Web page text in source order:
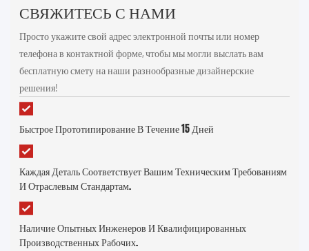
СВЯЖИТЕСЬ С НАМИ
Просто укажите свой адрес электронной почты или номер
телефона в контактной форме, чтобы мы могли выслать вам
бесплатную смету на наши разнообразные дизайнерские
решения!
Быстрое Прототипирование В Течение 15 Дней
Каждая Деталь Соответствует Вашим Техническим Требованиям
И Отраслевым Стандартам.
Наличие Опытных Инженеров И Квалифицированных
Производственных Рабочих.